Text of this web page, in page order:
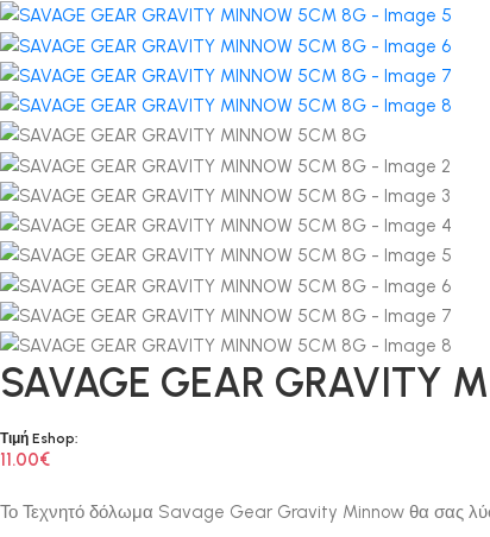
SAVAGE GEAR GRAVITY
Τιμή Eshop:
11.00€
Το Τεχνητό δόλωμα Savage Gear Gravity Minnow θα σας